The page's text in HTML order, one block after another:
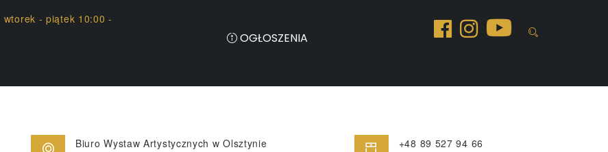
wtorek - piątek 10:00 -
OGŁOSZENIA
Biuro Wystaw Artystycznych w Olsztynie
+48 89 527 94 66